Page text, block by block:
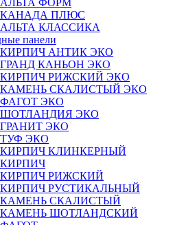
АЛЬТА ФОРМ
КАНАДА ПЛЮС
АЛЬТА КЛАССИКА
панели
КИРПИЧ АНТИК ЭКО
ГРАНД КАНЬОН ЭКО
КИРПИЧ РИЖСКИЙ ЭКО
КАМЕНЬ СКАЛИСТЫЙ ЭКО
ФАГОТ ЭКО
ШОТЛАНДИЯ ЭКО
ГРАНИТ ЭКО
ТУФ ЭКО
КИРПИЧ КЛИНКЕРНЫЙ
КИРПИЧ
КИРПИЧ РИЖСКИЙ
КИРПИЧ РУСТИКАЛЬНЫЙ
КАМЕНЬ СКАЛИСТЫЙ
КАМЕНЬ ШОТЛАНДСКИЙ